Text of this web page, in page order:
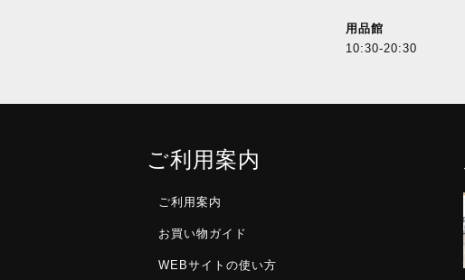
用品館
10:30-20:30
ご利用案内
ご利用案内
お買い物ガイド
WEBサイトの使い方